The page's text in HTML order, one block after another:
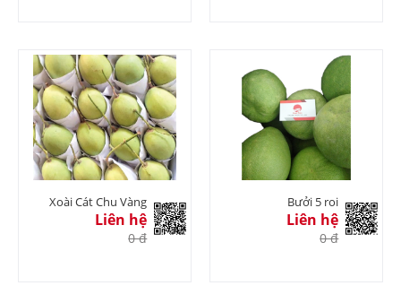
Xoài Cát Chu Vàng
Liên hệ
0 đ
Bưởi 5 roi
Liên hệ
0 đ